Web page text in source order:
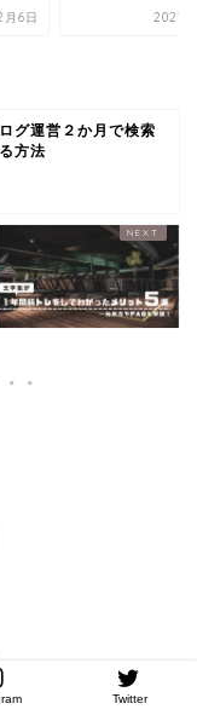
日 2021年2
グ運営２か月で検索
方法
会社LocaLink設
Twitter